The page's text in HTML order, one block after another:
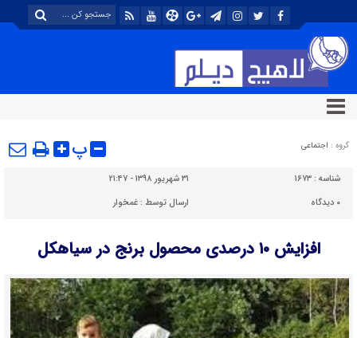
گروه : اجتماعی پ
شناسه : ۱۶۷۳
۳۱ شهریور ۱۳۹۸ - ۲۱:۴۷
۰ دیدگاه ارسال توسط :غمخوار
افزایش ۱۰ درصدی محصول برنج در سیاهکل